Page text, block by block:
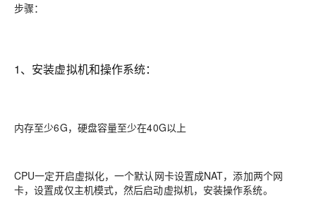
步骤：
1、安装虚拟机和操作系统：
内存至少6G，硬盘容量至少在40G以上
CPU一定开启虚拟化，一个默认网卡设置成NAT，添加两个网
卡，设置成仅主机模式，然后启动虚拟机，安装操作系统。